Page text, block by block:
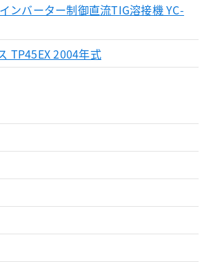
ンバーター制御直流TIG溶接機 YC-
TP45EX 2004年式